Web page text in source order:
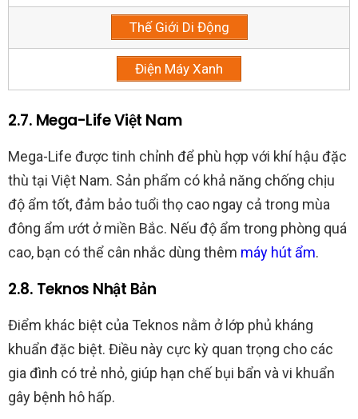
Thế Giới Di Động
Điện Máy Xanh
2.7. Mega-Life Việt Nam
Mega-Life được tinh chỉnh để phù hợp với khí hậu đặc
thù tại Việt Nam. Sản phẩm có khả năng chống chịu
độ ẩm tốt, đảm bảo tuổi thọ cao ngay cả trong mùa
đông ẩm ướt ở miền Bắc. Nếu độ ẩm trong phòng quá
cao, bạn có thể cân nhắc dùng thêm máy hút ẩm.
2.8. Teknos Nhật Bản
Điểm khác biệt của Teknos nằm ở lớp phủ kháng
khuẩn đặc biệt. Điều này cực kỳ quan trọng cho các
gia đình có trẻ nhỏ, giúp hạn chế bụi bẩn và vi khuẩn
gây bệnh hô hấp.